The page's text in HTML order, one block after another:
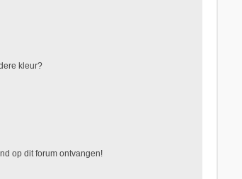
kleur?
op dit forum ontvangen!